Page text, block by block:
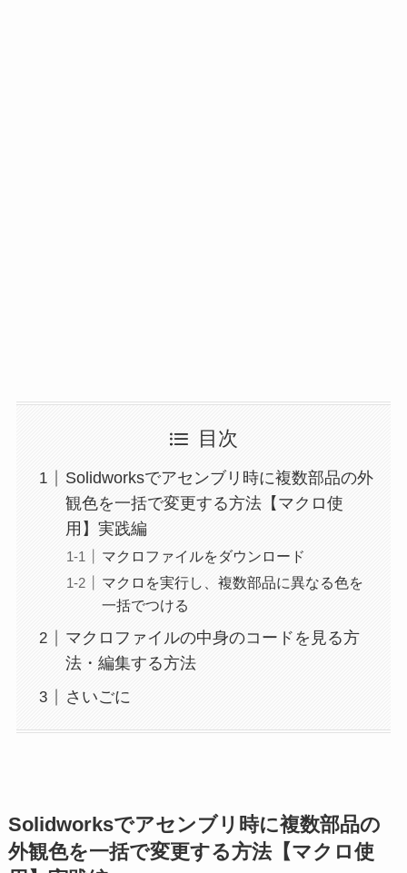
目次
Solidworksでアセンブリ時に複数部品の外
観色を一括で変更する方法【マクロ使
用】実践編
マクロファイルをダウンロード
マクロを実行し、複数部品に異なる色を
一括でつける
マクロファイルの中身のコードを見る方
法・編集する方法
さいごに
Solidworksでアセンブリ時に複数部品の
外観色を一括で変更する方法【マクロ使